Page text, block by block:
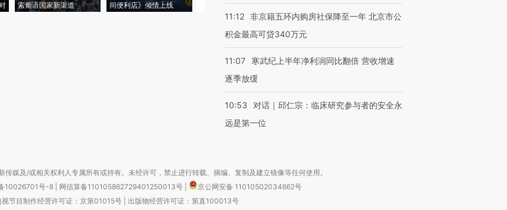
索葡语国家新渠道
间便利店》倾情上线
有意思的生活方式·第三对
住三大增长引擎是什么？
11:12 非京籍五环内购房社保降至一年 北京市公
积金最高可贷340万元
11:07
寒武纪上半年净利润同比翻倍 营收增速
逐季放缓
10:53
对话｜邱仁宗：临床研究参与者的安全永
远是第一位
传媒及/或相关权利人专属所有或持有。未经许可，禁止进行转载、摘编、复制及建立镜像等任何使用。
10026701号-8 网信算备110105862729401250013号
京公网安备 11010502034662号
视节目制作经营许可证：京第01015号| 出版物经营许可证：第直100013号